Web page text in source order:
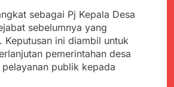
Yonif 310/KK Berikan
Bantuan Duka Cita
Juli 20, 2024
Polda Jabar Beberkan
Perkembangan
Terbaru Kasus Dago
Elos
Juli 20, 2024
Kejaksaan Negeri Kab
sebagai Pj Kepala Desa
sebelumnya yang
Keputusan ini diambil untuk
pemerintahan desa
publik kepada